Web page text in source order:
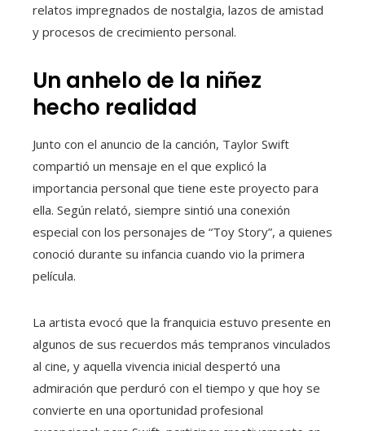
relatos impregnados de nostalgia, lazos de amistad
y procesos de crecimiento personal.
Un anhelo de la niñez
hecho realidad
Junto con el anuncio de la canción, Taylor Swift
compartió un mensaje en el que explicó la
importancia personal que tiene este proyecto para
ella. Según relató, siempre sintió una conexión
especial con los personajes de “Toy Story”, a quienes
conoció durante su infancia cuando vio la primera
película.
La artista evocó que la franquicia estuvo presente en
algunos de sus recuerdos más tempranos vinculados
al cine, y aquella vivencia inicial despertó una
admiración que perduró con el tiempo y que hoy se
convierte en una oportunidad profesional